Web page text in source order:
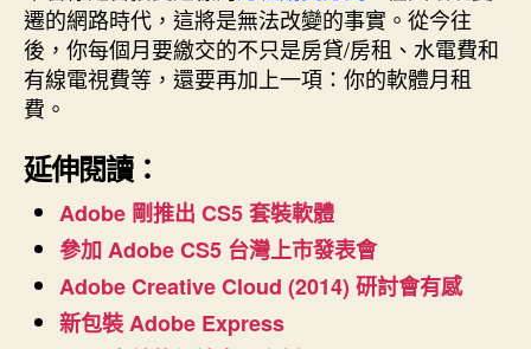
遷的網路時代，這將是無法改變的事實。從今往
後，你每個月要繳交的不只是房貸/房租、水電費和
有線電視費等，還要再加上一項：你的軟體月租
費。
延伸閱讀：
Adobe 剛推出 CS5 套裝軟體
參加 Adobe CS5 台灣上市發表會
Adobe Creative Cloud (2014) 研討會有感
新包裝 Adobe Express